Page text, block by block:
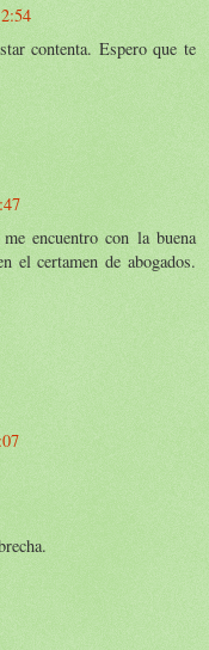
contenta. Espero que te
encuentro con la buena
el certamen de abogados.